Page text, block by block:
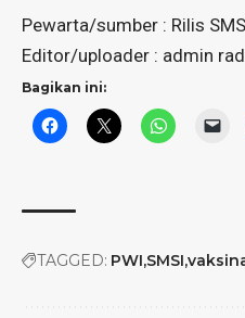
Pewarta/sumber : Rilis
Editor/uploader : admin
Bagikan ini:
TAGGED: PWI SMSI